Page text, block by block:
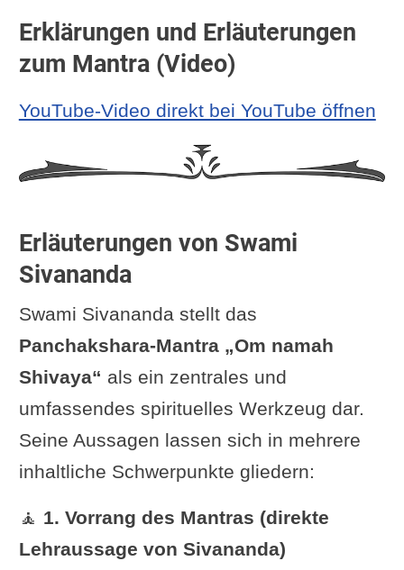
Erklärungen und Erläuterungen
zum Mantra (Video)
YouTube-Video direkt bei YouTube öffnen
Erläuterungen von Swami
Sivananda
Swami Sivananda stellt das
Panchakshara-Mantra „Om namah
Shivaya“ als ein zentrales und
umfassendes spirituelles Werkzeug dar.
Seine Aussagen lassen sich in mehrere
inhaltliche Schwerpunkte gliedern:
🧘 1. Vorrang des Mantras (direkte
Lehraussage von Sivananda)